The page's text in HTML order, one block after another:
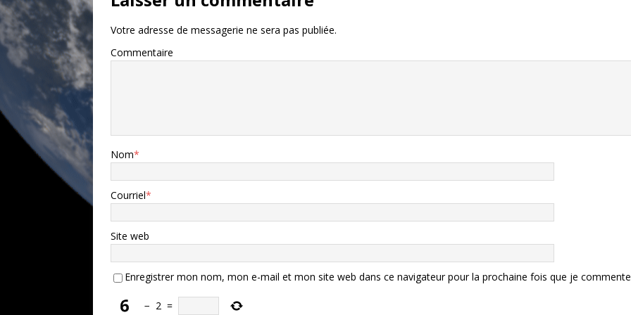
Votre adresse de messagerie ne sera pas publiée.
Commentaire
Nom*
Courriel*
Site web
Enregistrer mon nom, mon e-mail et mon site web dans ce navigateur pour la prochaine fois que je
− 2 =